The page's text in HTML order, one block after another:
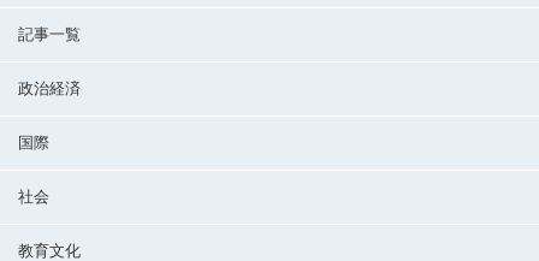
記事一覧
政治経済
国際
社会
教育文化